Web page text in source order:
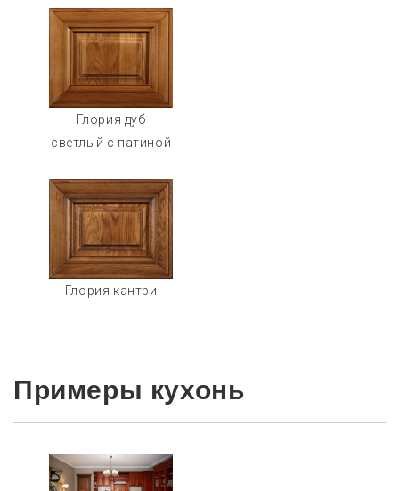
Глория дуб
светлый с патиной
Глория кантри
Примеры кухонь